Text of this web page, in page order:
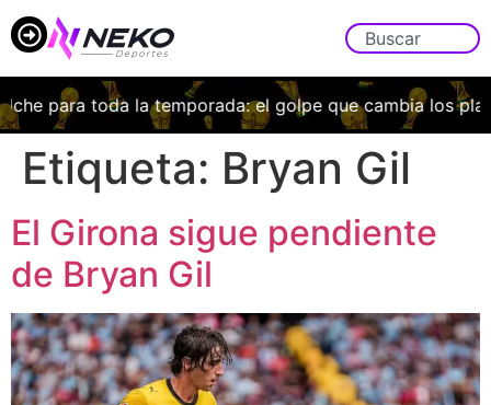
para toda la temporada: el golpe que cambia los
Etiqueta: Bryan Gil
El Girona sigue pendiente
de Bryan Gil